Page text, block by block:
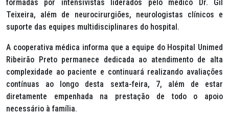
formadas por intensivistas liderados pelo médico Dr. Gil
Teixeira, além de neurocirurgiões, neurologistas clínicos e
suporte das equipes multidisciplinares do hospital.
A cooperativa médica informa que a equipe do Hospital Unimed
Ribeirão Preto permanece dedicada ao atendimento de alta
complexidade ao paciente e continuará realizando avaliações
contínuas ao longo desta sexta-feira, 7, além de estar
diretamente empenhada na prestação de todo o apoio
necessário à família.